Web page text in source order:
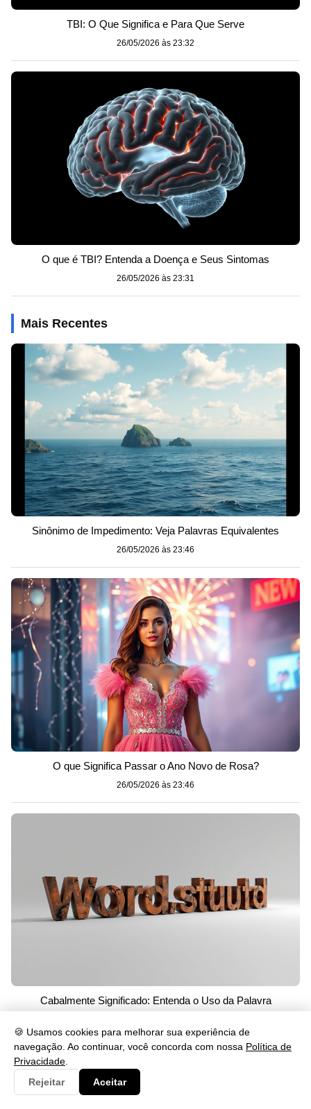
🍪 Usamos cookies para melhorar sua experiência de
navegação. Ao continuar, você concorda com nossa Política de
Privacidade
Rejeitar
Aceitar
TBI: O Que Significa e Para Que Serve
26/05/2026 às 23:32
O que é TBI? Entenda a Doença e Seus Sintomas
26/05/2026 às 23:31
Mais Recentes
Sinônimo de Impedimento: Veja Palavras Equivalentes
26/05/2026 às 23:46
O que Significa Passar o Ano Novo de Rosa?
26/05/2026 às 23:46
Cabalmente Significado: Entenda o Uso da Palavra